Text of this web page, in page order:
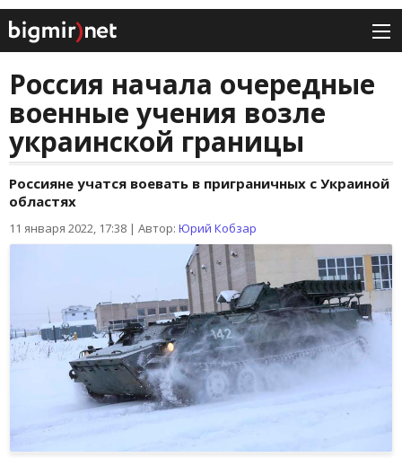
Россия начала очередные
военные учения возле
украинской границы
Россияне учатся воевать в приграничных с Украиной
областях
11 января 2022, 17:38 | Автор: Юрий Кобзар